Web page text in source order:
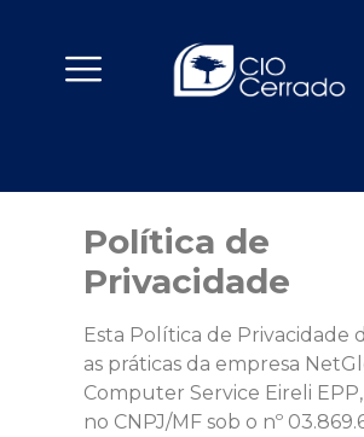
Política de
Privacidade
Esta Política de Privacidade
as práticas da empresa
Computer Service Eireli
no CNPJ/MF sob o nº